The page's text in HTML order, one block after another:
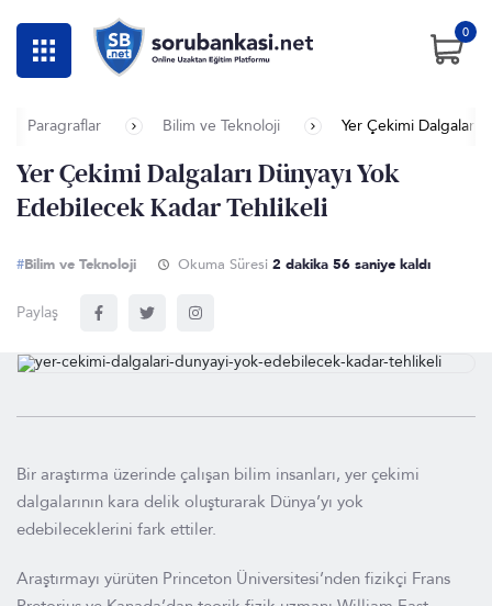
0
Paragraflar Bilim ve Teknoloji Yer Çekimi Dalgaları
Yer Çekimi Dalgaları Dünyayı Yok
Edebilecek Kadar Tehlikeli
#Bilim ve Teknoloji Okuma Süresi 2 dakika 56 saniye kaldı
Paylaş
Bir araştırma üzerinde çalışan bilim insanları, yer çekimi
dalgalarının kara delik oluşturarak Dünya’yı yok
edebileceklerini fark ettiler.
Araştırmayı yürüten Princeton Üniversitesi’nden fizikçi Frans